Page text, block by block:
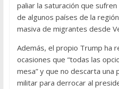
paliar la saturación que
de algunos países de la
masiva de migrantes desde
Además, el propio Trump ha
ocasiones que “todas las
mesa” y que no descarta una
militar para derrocar al